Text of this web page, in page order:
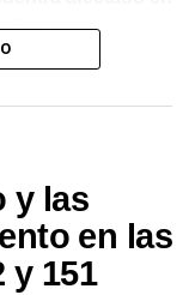
Perlas,
bajas de
agua potable.
valores de
que en
casos, las
y las
en las
y 151